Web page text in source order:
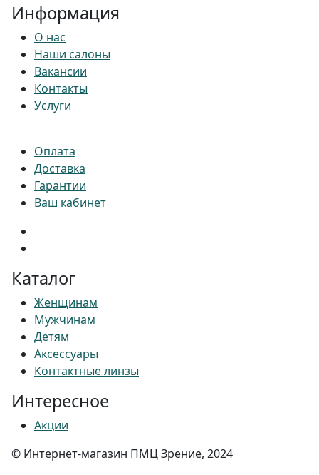
Информация
О нас
Наши салоны
Вакансии
Контакты
Услуги
Оплата
Доставка
Гарантии
Ваш кабинет
Каталог
Женщинам
Мужчинам
Детям
Аксессуары
Контактные линзы
Интересное
Акции
© Интернет-магазин ПМЦ Зрение, 2024